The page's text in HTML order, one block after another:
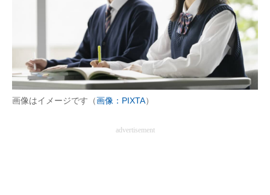
画像はイメージです（画像：PIXTA）
advertisement